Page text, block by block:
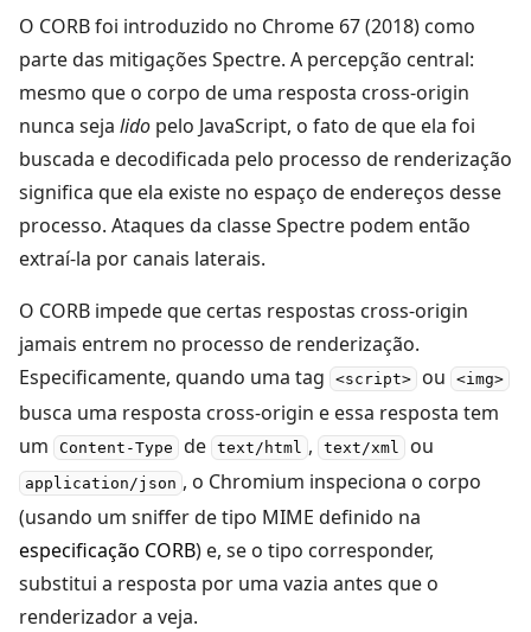
O CORB foi introduzido no Chrome 67 (2018) como
parte das mitigações Spectre. A percepção central:
mesmo que o corpo de uma resposta cross-origin
nunca seja lido pelo JavaScript, o fato de que ela foi
buscada e decodificada pelo processo de renderização
significa que ela existe no espaço de endereços desse
processo. Ataques da classe Spectre podem então
extraí-la por canais laterais.
O CORB impede que certas respostas cross-origin
jamais entrem no processo de renderização.
Especificamente, quando uma tag
<script> ou <img>
busca uma resposta cross-origin e essa resposta tem
um
Content-Type de text/html , text/xml ou
application/json , o Chromium inspeciona o corpo
(usando um sniffer de tipo MIME definido na
especificação CORB) e, se o tipo corresponder,
substitui a resposta por uma vazia antes que o
renderizador a veja.